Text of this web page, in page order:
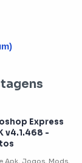
Express
v4.1.468 -